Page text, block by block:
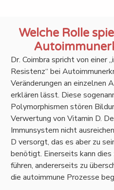
Welche Rolle
Dr. Coimbra spricht von einer
Resistenz“ bei
Veränderungen an einzelnen
erklären lässt. Diese
Polymorphismen stören
Verwertung von Vitamin D.
Immunsystem nicht
D versorgt, das es aber zu
benötigt. Einerseits kann
führen, andererseits zu
die autoimmune Prozesse